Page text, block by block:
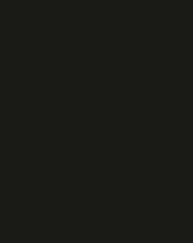
na manhã deste sábado nas
o
para as semifinais da
os gols do Botafogo, que
mas não pode mais ser alcançado
rodadada para a conclusão da